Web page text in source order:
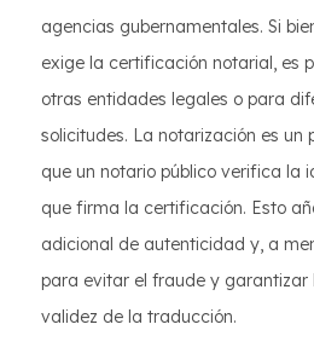
agencias gubernamentales. Si
exige la certificación notarial, es
otras entidades legales o para
solicitudes. La notarización es un
que un notario público verifica la
que firma la certificación. Esto
adicional de autenticidad y, a
para evitar el fraude y garantizar
validez de la traducción.